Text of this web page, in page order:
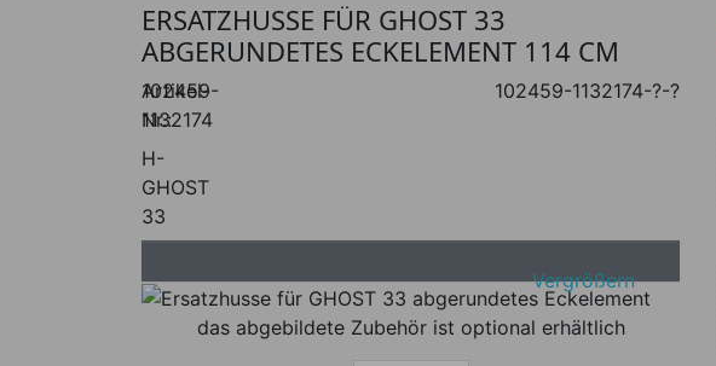
ERSATZHUSSE FÜR GHOST 33
ABGERUNDETES ECKELEMENT 114 CM
Artikel-
Nr.:
H-
GHOST
33
102459-
1132174
102459-1132174-?-?
Vergrößern
das abgebildete Zubehör ist optional erhältlich